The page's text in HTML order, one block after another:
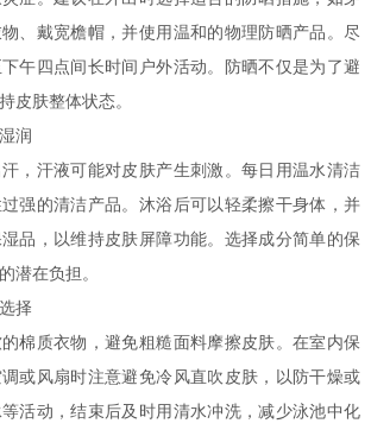
、戴宽檐帽，并使用温和的物理防晒产品。尽
午四点间长时间户外活动。防晒不仅是为了避
皮肤整体状态。
润
汗液可能对皮肤产生刺激。每日用温水清洁
强的清洁产品。沐浴后可以轻柔擦干身体，并
品，以维持皮肤屏障功能。选择成分简单的保
潜在负担。
择
质衣物，避免粗糙面料摩擦皮肤。在室内保
或风扇时注意避免冷风直吹皮肤，以防干燥或
活动，结束后及时用清水冲洗，减少泳池中化